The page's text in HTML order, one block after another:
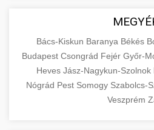
Bács-Kiskun Baranya Békés
Budapest Csongrád Fejér Győr-
Heves Jász-Nagykun-Szolnok
Nógrád Pest Somogy Szabolcs-
Veszprém